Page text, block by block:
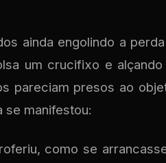
ainda engolindo a
um crucifixo e
pareciam presos ao
se manifestou:
como se